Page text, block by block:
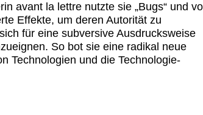
avant la lettre nutzte sie „Bugs“ und
Effekte, um deren Autorität zu
für eine subversive Ausdrucksweise
So bot sie eine radikal neue
Technologien und die Technologie-